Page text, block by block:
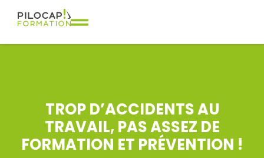
TROP D’ACCIDENTS AU
TRAVAIL, PAS ASSEZ DE
FORMATION ET PRÉVENTION !